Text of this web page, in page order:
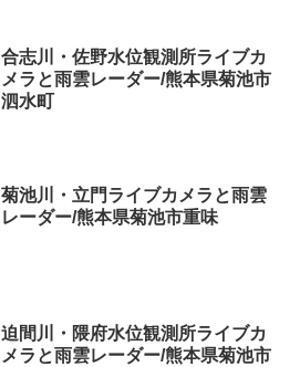
合志川・佐野水位観測所ライブカ
メラと雨雲レーダー/熊本県菊池市
泗水町
菊池川・立門ライブカメラと雨雲
レーダー/熊本県菊池市重味
迫間川・隈府水位観測所ライブカ
メラと雨雲レーダー/熊本県菊池市